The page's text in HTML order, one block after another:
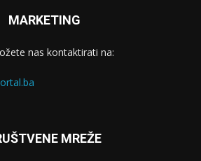
MARKETING
nas kontaktirati na:
MREŽE